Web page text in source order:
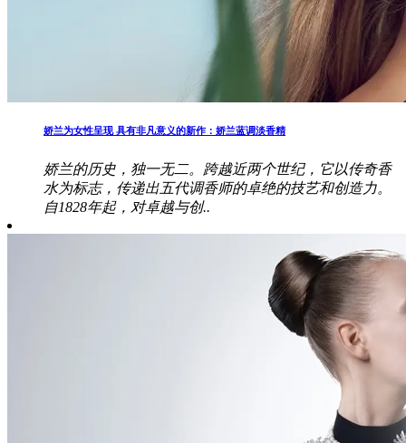
娇兰为女性呈现 具有非凡意义的新作：娇兰蓝调淡香精
娇兰的历史，独一无二。跨越近两个世纪，它以传奇香
水为标志，传递出五代调香师的卓绝的技艺和创造力。
自1828年起，对卓越与创..